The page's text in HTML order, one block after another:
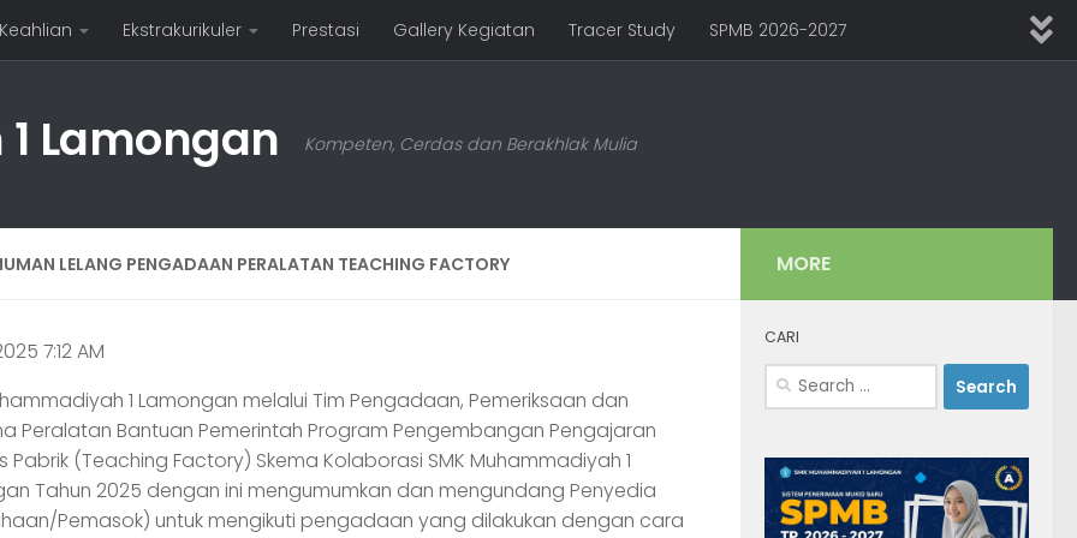
Ekstrakurikuler Prestasi Gallery Kegiatan Tracer Study SPMB 2026-2027
Lamongan Kompeten, Cerdas dan Berakhlak Mulia
LELANG PENGADAAN PERALATAN TEACHING FACTORY
7:12 AM
1 Lamongan melalui Tim Pengadaan, Pemeriksaan dan
Peralatan Bantuan Pemerintah Program Pengembangan Pengajaran
Pabrik (Teaching Factory) Skema Kolaborasi SMK Muhammadiyah 1
Tahun 2025 dengan ini mengumumkan dan mengundang Penyedia
Pemasok) untuk mengikuti pengadaan yang dilakukan dengan cara
MORE
CARI
Search